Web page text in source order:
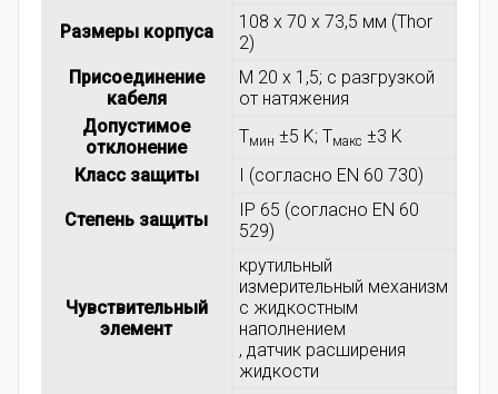
Размеры корпуса
108 x 70 x 73,5 мм (Thor
2)
Присоединение
кабеля
M 20 x 1,5; с разгрузкой
от натяжения
Допустимое
отклонение
Tмин ±5 K; Tмакс ±3 K
Класс защиты
I (согласно EN 60 730)
Степень защиты
IP 65 (согласно EN 60
529)
Чувствительный
элемент
крутильный
измерительный механизм
с жидкостным
наполнением
, датчик расширения
жидкости